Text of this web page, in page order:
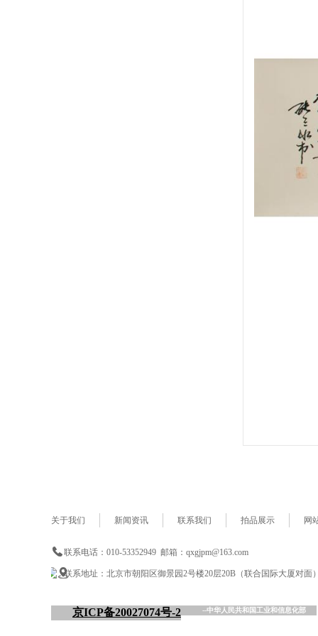
关于我们 新闻资讯 联系我们 拍品展示 网
联系电话：010-53352949 邮箱：qxgjpm@163.com
联系地址：北京市朝阳区御景园2号楼20层20B（联合国际大厦对面
京ICP备20027074号-2 --中华人民共和国工业和信息化部